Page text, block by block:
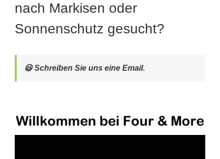
nach Markisen oder
Sonnenschutz gesucht?
😃 Schreiben Sie uns eine Email.